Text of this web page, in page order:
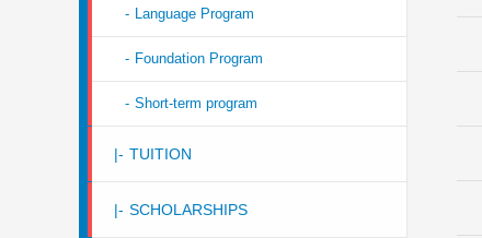
- Language Program
- Foundation Program
- Short-term program
|- TUITION
|- SCHOLARSHIPS